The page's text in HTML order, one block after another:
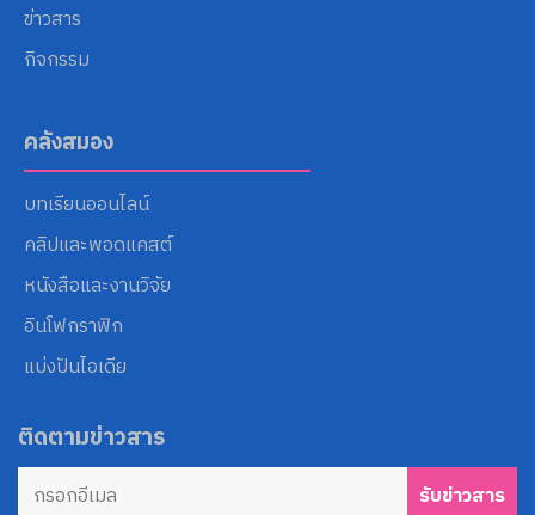
ข่าวสาร
กิจกรรม
คลังสมอง
บทเรียนออนไลน์
คลิปและพอดแคสต์
หนังสือและงานวิจัย
อินโฟกราฟิก
แบ่งปันไอเดีย
ติดตามข่าวสาร